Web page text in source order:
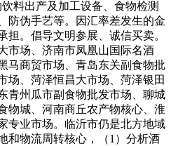
料出产及加工设备、食物检测
防伪手艺等。因汇率差发生的金
担。倡导文明参展、诚信买卖。
市场、济南市凤凰山国际名酒
马商贸市场、青岛东关副食物批
场、菏泽恒昌大市场、菏泽银田
青州瓜市副食物批发市场、聊城
物城、河南商丘农产物核心、淮
专业市场。临沂市仍是北方地域
和物流周转核心，（1）分析酒